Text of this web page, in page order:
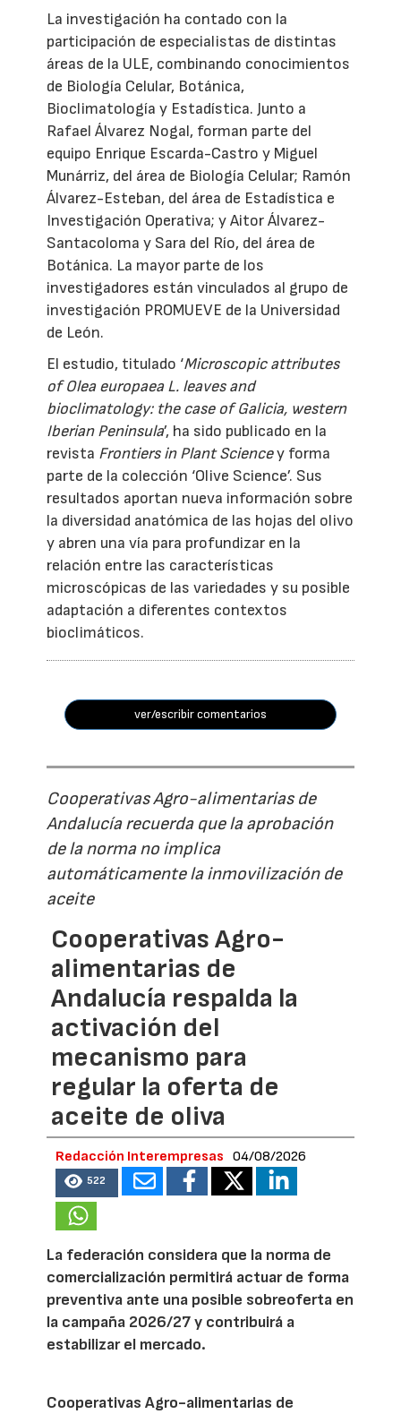
La investigación ha contado con la
participación de especialistas de distintas
áreas de la ULE, combinando conocimientos
de Biología Celular, Botánica,
Bioclimatología y Estadística. Junto a
Rafael Álvarez Nogal, forman parte del
equipo Enrique Escarda-Castro y Miguel
Munárriz, del área de Biología Celular; Ramón
Álvarez-Esteban, del área de Estadística e
Investigación Operativa; y Aitor Álvarez-
Santacoloma y Sara del Río, del área de
Botánica. La mayor parte de los
investigadores están vinculados al grupo de
investigación PROMUEVE de la Universidad
de León.
El estudio, titulado ‘Microscopic attributes
of Olea europaea L. leaves and
bioclimatology: the case of Galicia, western
Iberian Peninsula’, ha sido publicado en la
revista Frontiers in Plant Sciencey forma
parte de la colección ‘Olive Science’. Sus
resultados aportan nueva información sobre
la diversidad anatómica de las hojas del olivo
y abren una vía para profundizar en la
relación entre las características
microscópicas de las variedades y su posible
adaptación a diferentes contextos
bioclimáticos.
ver/escribir comentarios
Cooperativas Agro-alimentarias de
Andalucía recuerda que la aprobación
de la norma no implica
automáticamente la inmovilización de
aceite
Cooperativas Agro-
alimentarias de
Andalucía respalda la
activación del
mecanismo para
regular la oferta de
aceite de oliva
Redacción Interempresas 04/08/2026
522
La federación considera que la norma de
comercialización permitirá actuar de forma
preventiva ante una posible sobreoferta en
la campaña 2026/27 y contribuirá a
estabilizar el mercado.
Cooperativas Agro-alimentarias de